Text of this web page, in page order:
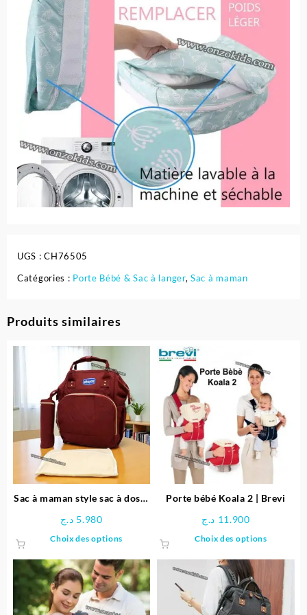
UGS :CH76505
Catégories : Porte Bébé & Sac à langer,Sac à maman
Produits similaires
Sac à maman style sac à dos 3
5.980 د.ج
Choix des options
a
plusieurs
variations.
Porte bébé Koala 2 | Brevi
11.900 د.ج
Choix des options
Les